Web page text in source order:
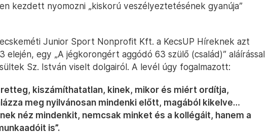
kezdett nyomozni „kiskorú veszélyeztetésének gyanúja”
Junior Sport Nonprofit Kft. a KecsUP Híreknek azt
elején, egy „A jégkorongért aggódó 63 szülő (család)” aláírással
Sz. István viselt dolgairól. A levél úgy fogalmazott:
kiszámíthatatlan, kinek, mikor és miért ordítja,
meg nyilvánosan mindenki előtt, magából kikelve…
néz mindenkit, nemcsak minket és a kollégáit, hanem a
is”.